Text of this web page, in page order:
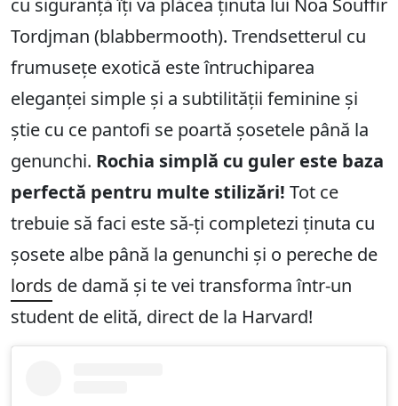
cu siguranță îți va plăcea ținuta lui Noa Souffir
Tordjman (blabbermooth). Trendsetterul cu
frumusețe exotică este întruchiparea
eleganței simple și a subtilității feminine și
știe cu ce pantofi se poartă șosetele până la
genunchi. Rochia simplă cu guler este baza
perfectă pentru multe stilizări! Tot ce
trebuie să faci este să-ți completezi ținuta cu
șosete albe până la genunchi și o pereche de
lords de damă și te vei transforma într-un
student de elită, direct de la Harvard!